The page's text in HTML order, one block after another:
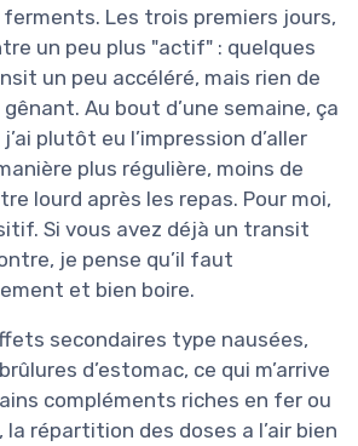
Les trois premiers jours,
un peu plus "actif" : quelques
un peu accéléré, mais rien de
Au bout d’une semaine, ça
plutôt eu l’impression d’aller
plus régulière, moins de
lourd après les repas. Pour moi,
Si vous avez déjà un transit
je pense qu’il faut
et bien boire.
secondaires type nausées,
d’estomac, ce qui m’arrive
compléments riches en fer ou
la répartition des doses a l’air bien